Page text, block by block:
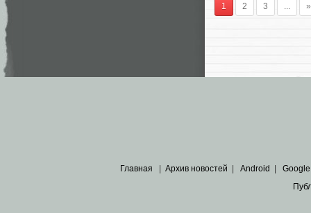
1 2 3 »
Главная | Архив новостей | Android | Google